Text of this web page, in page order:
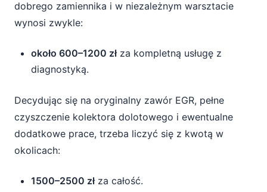
dobrego zamiennika i w niezależnym warsztacie
wynosi zwykle:
około 600–1200 złza kompletną usługę z
diagnostyką.
Decydując się na oryginalny zawór EGR, pełne
czyszczenie kolektora dolotowego i ewentualne
dodatkowe prace, trzeba liczyć się z kwotą w
okolicach:
1500–2500 złza całość.